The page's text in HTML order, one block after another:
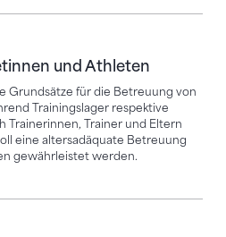
und Athleten
Grundsätze für die Betreuung von
Trainingslager respektive
Trainerinnen, Trainer und Eltern
eine altersadäquate Betreuung
gewährleistet werden.
und Athleten